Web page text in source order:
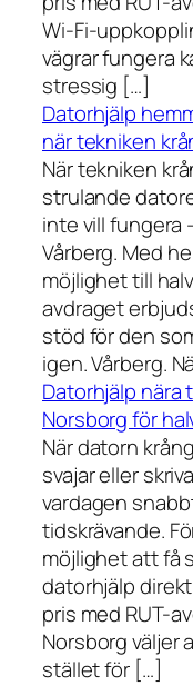
Wi-Fi-
vägrar fungera
stressig […]
Datorhjälp
när tekniken
När tekniken
strulande
inte vill fungera
Vårberg. Med
möjlighet till
avdraget
stöd för den
igen. Vårberg.
Datorhjälp nära
Norsborg för
När datorn
svajar eller
vardagen
tidskrävande.
möjlighet att få
datorhjälp
pris med RUT-
Norsborg väljer
stället för […]